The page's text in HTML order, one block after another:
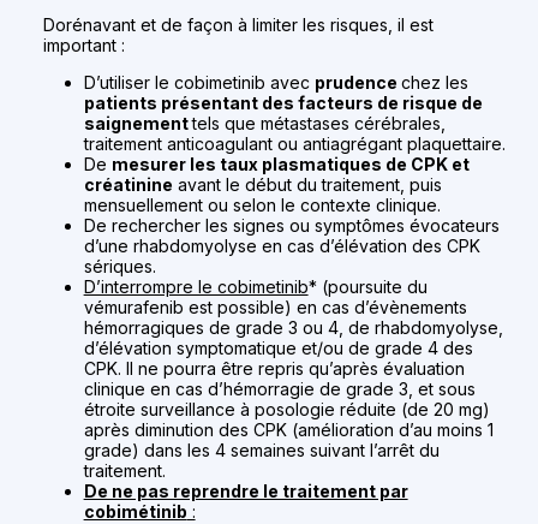
Dorénavant et de façon à limiter les risques, il est
important :
D’utiliser le cobimetinib avec prudence chez les
patients présentant des facteurs de risque de
saignementtels que métastases cérébrales,
traitement anticoagulant ou antiagrégant plaquettaire.
De mesurer les taux plasmatiques de CPK et
créatinine avant le début du traitement, puis
mensuellement ou selon le contexte clinique.
De rechercher les signes ou symptômes évocateurs
d’une rhabdomyolyse en cas d’élévation des CPK
sériques.
D’interrompre le cobimetinib* (poursuite du
vémurafenib est possible) en cas d’évènements
hémorragiques de grade 3 ou 4, de rhabdomyolyse,
d’élévation symptomatique et/ou de grade 4 des
CPK. Il ne pourra être repris qu’après évaluation
clinique en cas d’hémorragie de grade 3, et sous
étroite surveillance à posologie réduite (de 20 mg)
après diminution des CPK (amélioration d’au moins 1
grade) dans les 4 semaines suivant l’arrêt du
traitement.
De ne pas reprendre le traitement par
cobimétinib :